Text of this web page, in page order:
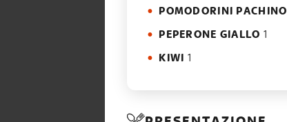
POMODORINI PACHINO
PEPERONE GIALLO 1
KIWI 1